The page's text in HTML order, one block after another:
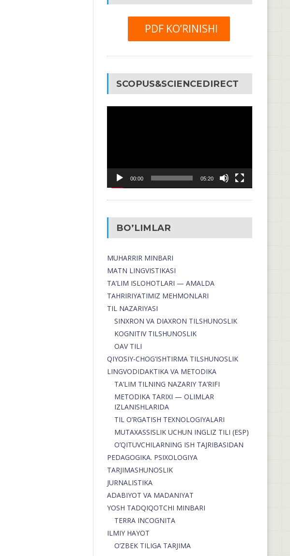
PDF KO’RINISHI
SCOPUS&SCIENCEDIRECT
00:00 05:20
BO’LIMLAR
MUHARRIR MINBARI
MATN LINGVISTIKASI
TA’LIM ISLOHOTLARI — AMALDA
TAHRIRIYATIMIZ MEHMONLARI
TIL NAZARIYASI
SINXRON VA DIAXRON TILSHUNOSLIK
KOGNITIV TILSHUNOSLIK
OAV TILI
QIYOSIY-CHOG‘ISHTIRMA TILSHUNOSLIK
LINGVODIDAKTIKA VA METODIKA
TA’LIM TILNING NAZARIY TA’RIFI
METODIKA TARIXI — OLIMLAR
IZLANISHLARIDA
TIL O’RGATISH TEXNOLOGIYALARI
MUTAXASSISLIK UCHUN INGLIZ TILI (ESP)
O’QITUVCHILARNING ISH TAJRIBASIDAN
PEDAGOGIKA. PSIXOLOGIYA
TARJIMASHUNOSLIK
JURNALISTIKA
ADABIYOT VA MADANIYAT
YOSH TADQIQOTCHI MINBARI
TERRA INCOGNITA
ILMIY HAYOT
O’ZBEK TILIGA TARJIMA